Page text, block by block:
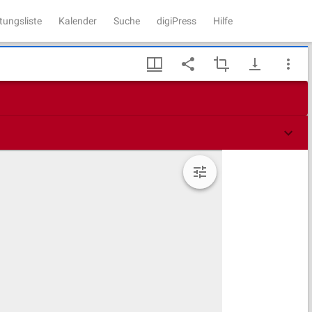
Kalender Suche digiPress Hilfe